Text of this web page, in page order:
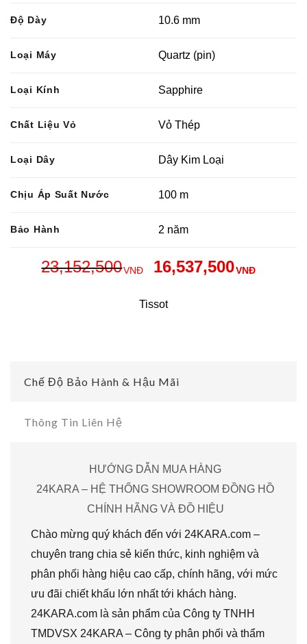
Độ Dày 10.6 mm
Loại Máy Quartz (pin)
Loại Kính Sapphire
Chất Liệu Vỏ Vỏ Thép
Loại Dây Dây Kim Loại
Chịu Áp Suất Nước 100 m
Bảo Hành 2 năm
23,152,500VNĐ 16,537,500VNĐ
Tissot
Chế Độ Bảo Hành & Hậu Mãi
Thông Tin Liên Hệ
HƯỚNG DẪN MUA HÀNG
24KARA – HỆ THỐNG SHOWROOM ĐỒNG HỒ
CHÍNH HÃNG VÀ ĐỒ HIỆU
Chào mừng quý khách đến với 24KARA.com –
chuyên trang chia sẻ kiến thức, kinh nghiệm và
phân phối hàng hiệu cao cấp, chính hãng, với mức
ưu đãi chiết khấu lớn nhất tới khách hàng.
24KARA.com là sản phẩm của Công ty TNHH
TMDVSX 24KARA – Công ty phân phối và thẩm